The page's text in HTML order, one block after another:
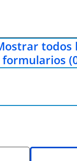
todos
formularios